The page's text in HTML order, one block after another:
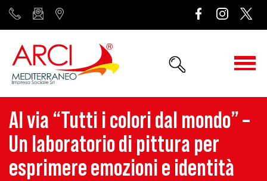
Al via “Tutti i colori dal mondo” –
Un laboratorio di pittura per
esprimere emozioni e identità